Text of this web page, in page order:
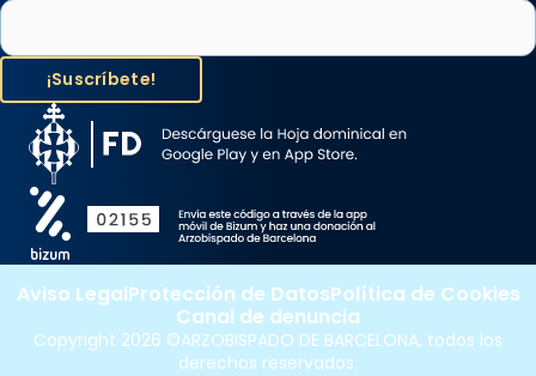
Copyright 2026 ©ARZOBISPADO DE BARCELONA, todos los
derechos reservados.
Aviso LegalProtección de DatosPolítica de Cookies
Canal de denuncia